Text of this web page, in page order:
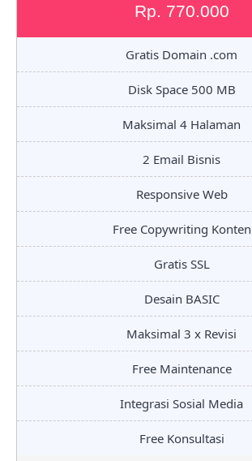
Rp. 770.000
Gratis Domain .com
Disk Space 500 MB
Maksimal 4 Halaman
2 Email Bisnis
Responsive Web
Free Copywriting Konten
Gratis SSL
Desain BASIC
Maksimal 3 x Revisi
Free Maintenance
Integrasi Sosial Media
Free Konsultasi